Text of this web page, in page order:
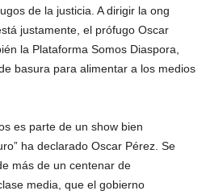
de la justicia. A dirigir la ong
justamente, el prófugo Oscar
la Plataforma Somos Diaspora,
basura para alimentar a los medios
es parte de un show bien
ha declarado Oscar Pérez. Se
más de un centenar de
media, que el gobierno